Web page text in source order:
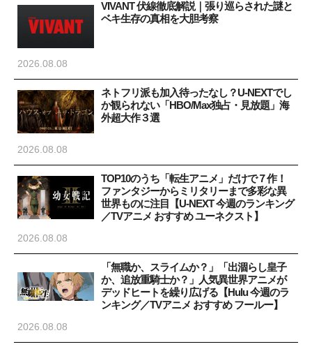
VIVANT 伏線徹底解説｜張り巡らされた謎と
ベキ生存の真相を大胆考察
2026.08.08
ネトフリ派も加入待ったなし？U-NEXTでし
か観られない「HBO/Max独占・見放題」海
外超大作３選
2026.08.08
TOP10のうち「転生アニメ」だけで７作！
ファンタジーからミリタリーまで多彩な異
世界ものに注目【U-NEXT 今週のランキング
／TVアニメ おすすめ ユーネクスト】
2026.08.08
「無職か、スライムか？」「出涸らし皇子
か、追放重騎士か？」人気異世界アニメが
デッドヒートを繰り広げる【Hulu 今週のラ
ンキング／TVアニメ おすすめ フールー】
2026.08.08